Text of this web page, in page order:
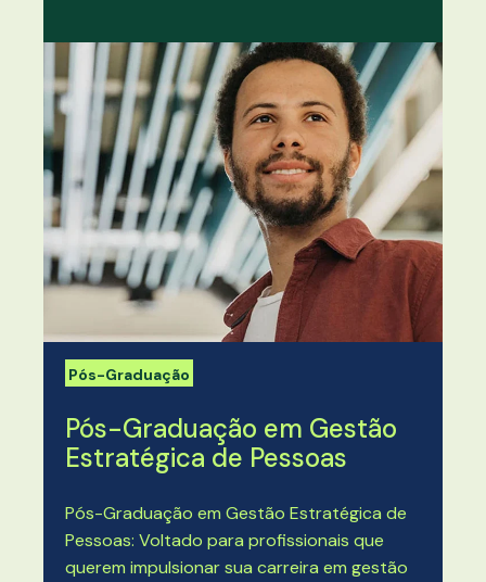
Pós-Graduação
Pós-Graduação em Gestão
Estratégica de Pessoas
Pós-Graduação em Gestão Estratégica de
Pessoas: Voltado para profissionais que
querem impulsionar sua carreira em gestão